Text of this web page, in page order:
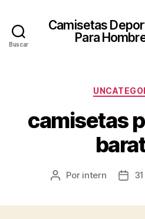
Buscar
Camisetas
Para
camisetas
Autor
Por intern